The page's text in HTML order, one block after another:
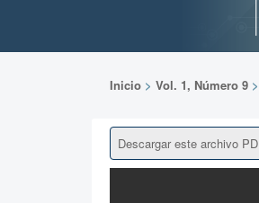
Inicio > Vol. 1, Número 9 >
Descargar este archivo